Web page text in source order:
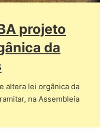
projeto
da
altera lei orgânica da
na Assembleia